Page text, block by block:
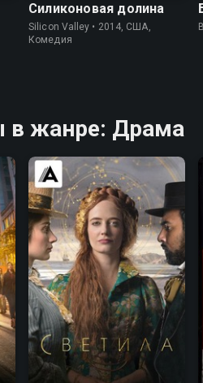
Силиконовая долина
Silicon Valley • 2014, США,
Комедия
в жанре: Драма
7.0 6.4